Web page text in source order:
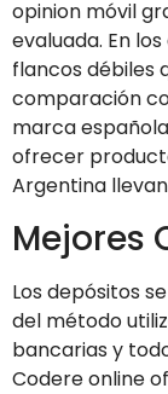
opinion móvil
evaluada. En
flancos débiles
comparación
marca
ofrecer
Argentina
Mejores
Los depósitos
del método
bancarias y
Codere online